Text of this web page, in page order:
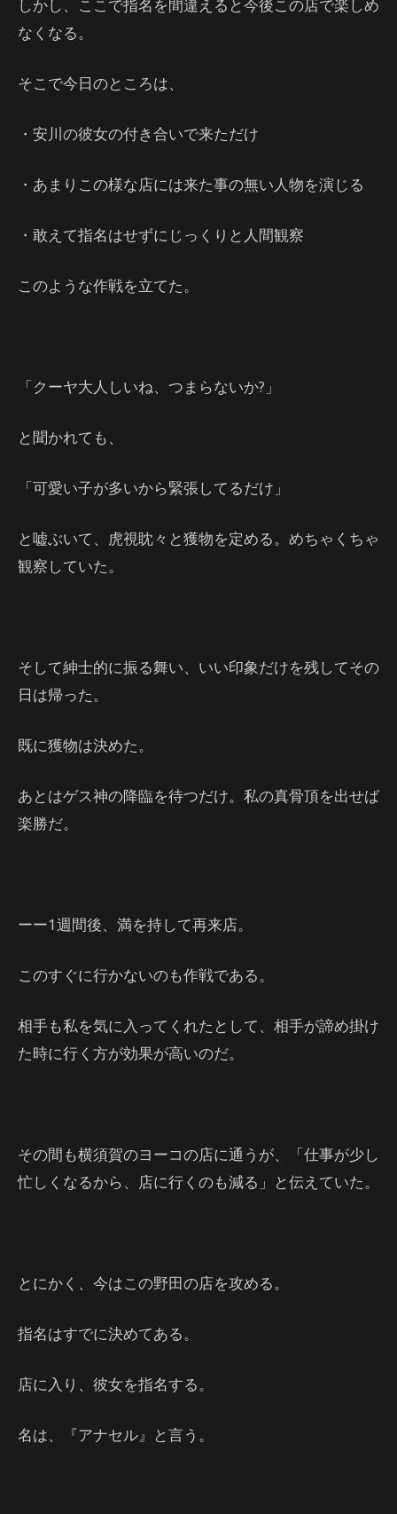
しかし、ここで指名を間違えると今後この店で楽しめ
なくなる。
そこで今日のところは、
・安川の彼女の付き合いで来ただけ
・あまりこの様な店には来た事の無い人物を演じる
・敢えて指名はせずにじっくりと人間観察
このような作戦を立てた。
「クーヤ大人しいね、つまらないか?」
と聞かれても、
「可愛い子が多いから緊張してるだけ」
と嘘ぶいて、虎視眈々と獲物を定める。めちゃくちゃ
観察していた。
そして紳士的に振る舞い、いい印象だけを残してその
日は帰った。
既に獲物は決めた。
あとはゲス神の降臨を待つだけ。私の真骨頂を出せば
楽勝だ。
ーー1週間後、満を持して再来店。
このすぐに行かないのも作戦である。
相手も私を気に入ってくれたとして、相手が諦め掛け
た時に行く方が効果が高いのだ。
その間も横須賀のヨーコの店に通うが、「仕事が少し
忙しくなるから、店に行くのも減る」と伝えていた。
とにかく、今はこの野田の店を攻める。
指名はすでに決めてある。
店に入り、彼女を指名する。
名は、『アナセル』と言う。